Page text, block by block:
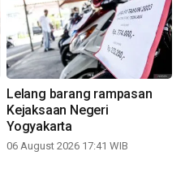
Lelang barang rampasan
Kejaksaan Negeri
Yogyakarta
06 August 2026 17:41 WIB